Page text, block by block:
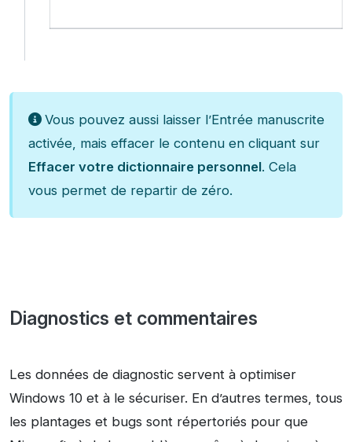
Vous pouvez aussi laisser l’Entrée manuscrite
activée, mais effacer le contenu en cliquant sur
Effacer votre dictionnaire personnel. Cela
vous permet de repartir de zéro.
Diagnostics et commentaires
Les données de diagnostic servent à optimiser
Windows 10 et à le sécuriser. En d’autres termes, tous
les plantages et bugs sont répertoriés pour que